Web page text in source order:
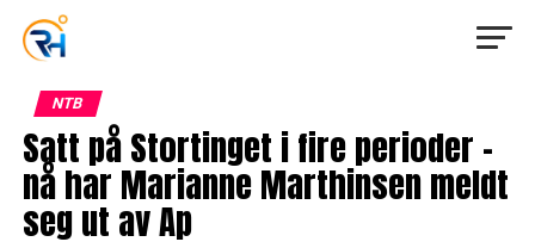
NTB
Satt på Stortinget i fire perioder –
nå har Marianne Marthinsen meldt
seg ut av Ap